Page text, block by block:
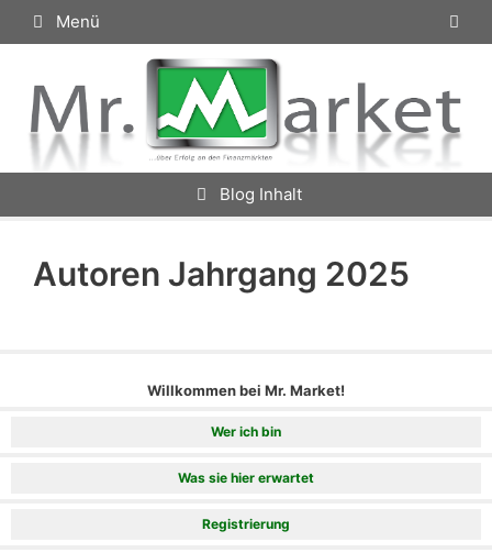
Inhalt
Menü
Blog Inhalt
Autoren Jahrgang 2025
Willkommen bei Mr. Market!
Wer ich bin
Was sie hier erwartet
Registrierung